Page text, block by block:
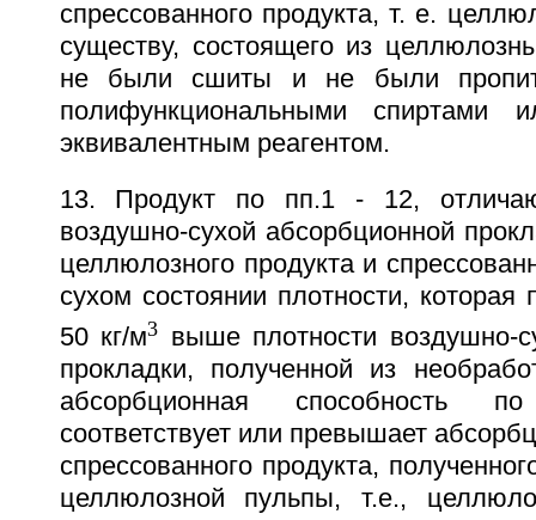
спрессованного продукта, т. е.
существу, состоящего из
не были сшиты и не были
полифункциональными
эквивалентным реагентом.
13. Продукт по пп.1 - 12,
воздушно-сухой абсорбционной
целлюлозного продукта и
сухом состоянии плотности,
50 кг/м3 выше плотности воздушно-
прокладки, полученной из
абсорбционная способность
соответствует или превышает
спрессованного продукта,
целлюлозной пульпы, т.е.,